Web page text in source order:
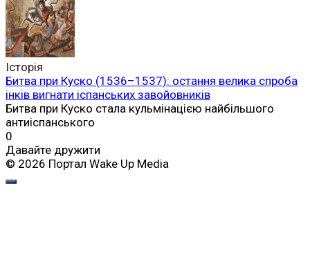
Історія
Битва при Куско (1536–1537): остання велика спроба
інків вигнати іспанських завойовників
Битва при Куско стала кульмінацією найбільшого
антиіспанського
0
Давайте дружити
© 2026 Портал Wake Up Media